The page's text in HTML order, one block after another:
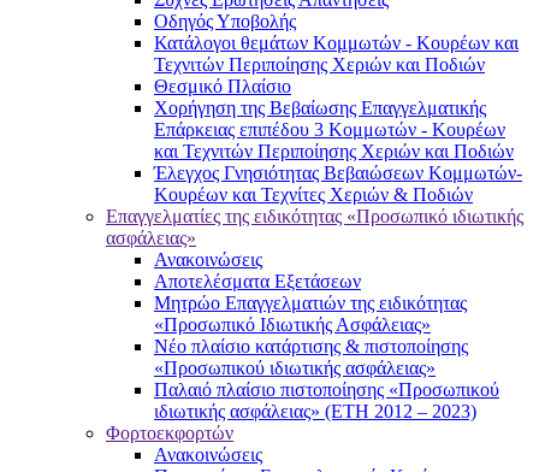
Οδηγός Υποβολής
Κατάλογοι θεμάτων Κομμωτών - Κουρέων και
Τεχνιτών Περιποίησης Χεριών και Ποδιών
Θεσμικό Πλαίσιο
Χορήγηση της Βεβαίωσης Επαγγελματικής
Επάρκειας επιπέδου 3 Κομμωτών - Κουρέων
και Τεχνιτών Περιποίησης Χεριών και Ποδιών
Έλεγχος Γνησιότητας Βεβαιώσεων Κομμωτών-
Κουρέων και Τεχνίτες Χεριών & Ποδιών
Επαγγελματίες της ειδικότητας «Προσωπικό ιδιωτικής
ασφάλειας»
Ανακοινώσεις
Αποτελέσματα Εξετάσεων
Μητρώο Επαγγελματιών της ειδικότητας
«Προσωπικό Ιδιωτικής Ασφάλειας»
Νέο πλαίσιο κατάρτισης & πιστοποίησης
«Προσωπικού ιδιωτικής ασφάλειας»
Παλαιό πλαίσιο πιστοποίησης «Προσωπικού
ιδιωτικής ασφάλειας» (ΕΤΗ 2012 – 2023)
Φορτοεκφορτών
Ανακοινώσεις